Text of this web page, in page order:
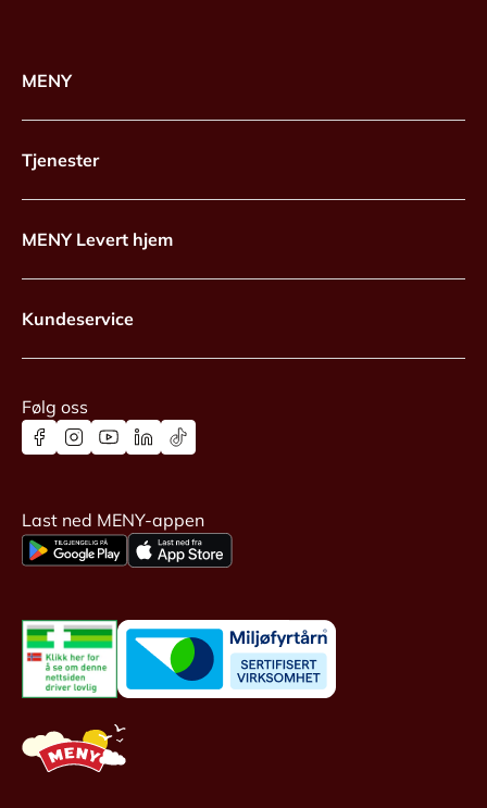
MENY
Tjenester
MENY Levert hjem
Kundeservice
Følg oss
Last ned MENY-appen